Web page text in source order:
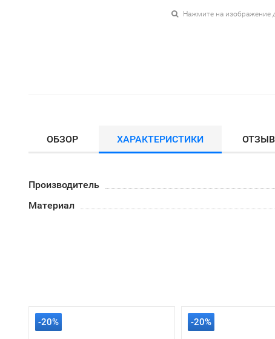
Нажмите на изображение
ОБЗОР ХАРАКТЕРИСТИКИ
Производитель
Материал
-20% -20%